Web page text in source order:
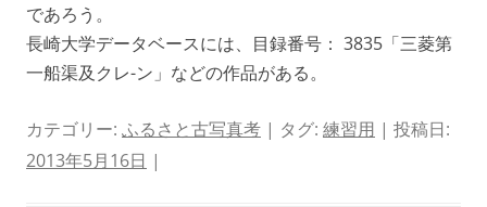
であろう。
長崎大学データベースには、目録番号： 3835「三菱第
一船渠及クレ-ン」などの作品がある。
カテゴリー: ふるさと古写真考 | タグ: 練習用 | 投稿日:
2013年5月16日 |